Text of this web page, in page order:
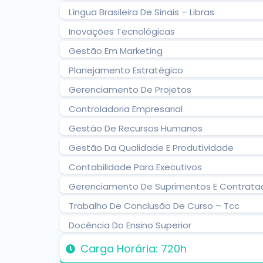
Língua Brasileira De Sinais – Libras
Inovações Tecnológicas
Gestão Em Marketing
Planejamento Estratégico
Gerenciamento De Projetos
Controladoria Empresarial
Gestão De Recursos Humanos
Gestão Da Qualidade E Produtividade
Contabilidade Para Executivos
Gerenciamento De Suprimentos E
Trabalho De Conclusão De Curso – Tcc
Docência Do Ensino Superior
Carga Horária: 720h